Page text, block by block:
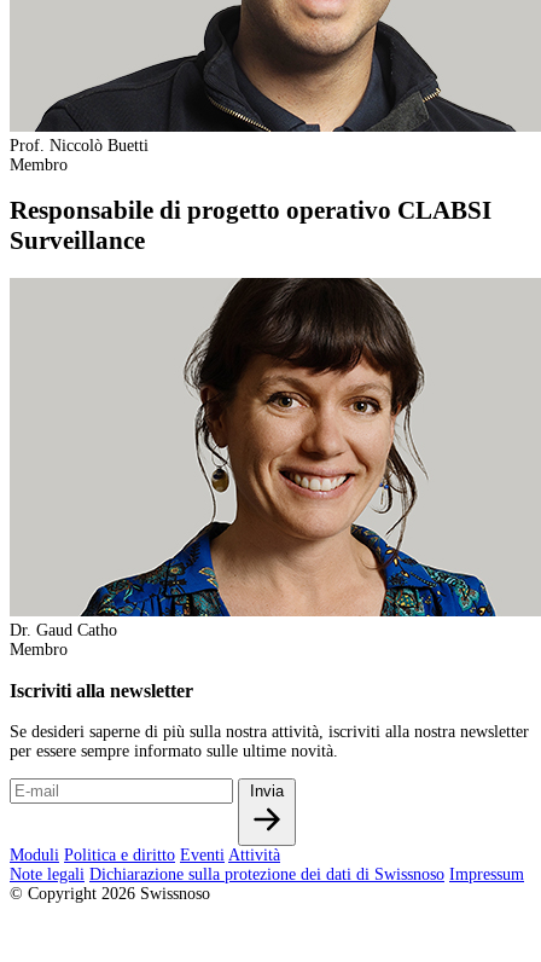
Prof. Niccolò Buetti
Membro
Responsabile di progetto operativo CLABSI
Surveillance
Dr. Gaud Catho
Membro
Iscriviti alla newsletter
Se desideri saperne di più sulla nostra attività, iscriviti alla nostra newsletter
per essere sempre informato sulle ultime novità.
Invia
Moduli Politica e diritto Eventi Attività
Note legali Dichiarazione sulla protezione dei dati di Swissnoso Impressum
© Copyright 2026 Swissnoso